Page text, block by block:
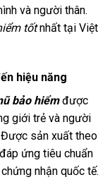
và người thân.
tốtnhất tại Việt
hiệu năng
bảo hiểmđược
giới trẻ và người
Được sản xuất theo
ứng tiêu chuẩn
nhận quốc tế.